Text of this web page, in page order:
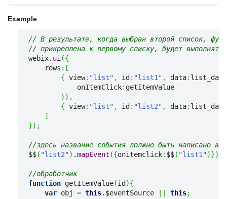
Example
// В результате, когда выбран второй список,
// прикреплена к первому списку, будет
webix. ui ({
    rows
: [
{ view: "list" , id : "list1" , data: list_data
            onItemClick
: getItemValue
}} ,
{ view: "list" , id : "list2" , data: list_data
]
}) ;
//здесь название события должно быть написано в
$$( "list2") .mapEvent ({onitemclick: $$( "list1")})
//обработчик
function getItemValue(id ){
var obj = this.$eventSource this;